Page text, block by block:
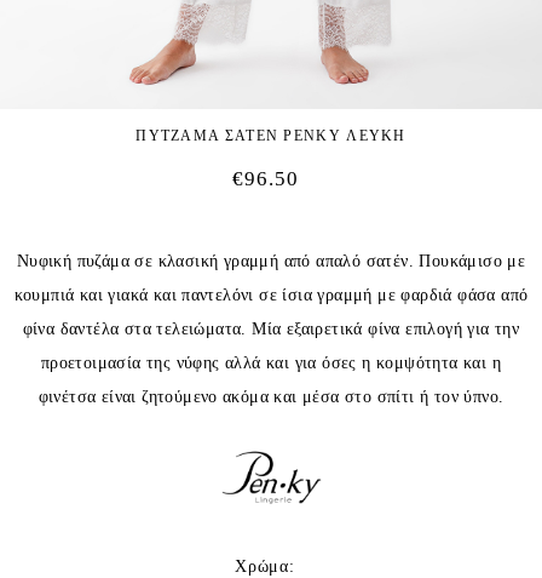
ΠΥΤΖΑΜΑ ΣΑΤΕΝ PENKY ΛΕΥΚΗ
€96.50
Νυφική πυζάμα σε κλασική γραμμή από απαλό σατέν. Πουκάμισο με
κουμπιά και γιακά και παντελόνι σε ίσια γραμμή με φαρδιά φάσα από
φίνα δαντέλα στα τελειώματα. Μία εξαιρετικά φίνα επιλογή για την
προετοιμασία της νύφης αλλά και για όσες η κομψότητα και η
φινέτσα είναι ζητούμενο ακόμα και μέσα στο σπίτι ή τον ύπνο.
Χρώμα: